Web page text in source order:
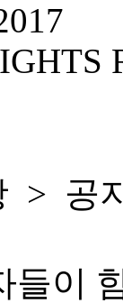
> 공
들이